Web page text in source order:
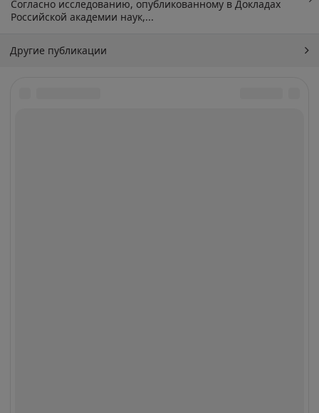
Согласно исследованию, опубликованному в Докладах
Российской академии наук,...
Другие публикации